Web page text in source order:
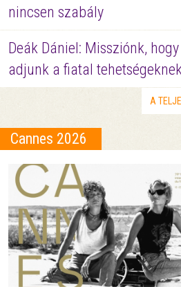
nincsen szabály
Deák Dániel: Missziónk,
adjunk a fiatal tehetségeknek
A
Cannes 2026